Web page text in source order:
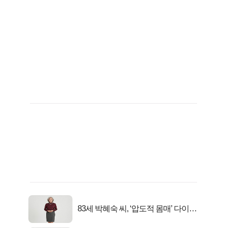
83세 박혜숙 씨, ‘압도적 몸매’ 다이어